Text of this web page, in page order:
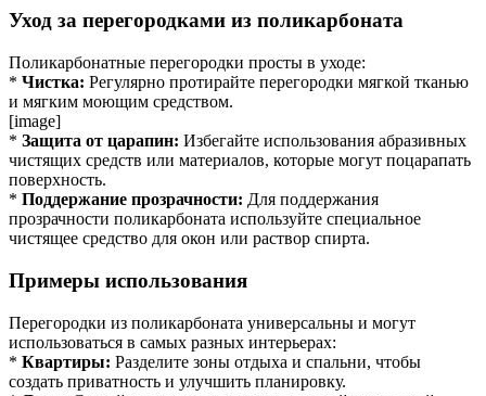
Уход за перегородками из поликарбоната
Поликарбонатные перегородки просты в уходе:
* Чистка: Регулярно протирайте перегородки мягкой тканью
и мягким моющим средством.
[image]
* Защита от царапин: Избегайте использования абразивных
чистящих средств или материалов, которые могут поцарапать
поверхность.
* Поддержание прозрачности: Для поддержания
прозрачности поликарбоната используйте специальное
чистящее средство для окон или раствор спирта.
Примеры использования
Перегородки из поликарбоната универсальны и могут
использоваться в самых разных интерьерах:
* Квартиры: Разделите зоны отдыха и спальни, чтобы
создать приватность и улучшить планировку.